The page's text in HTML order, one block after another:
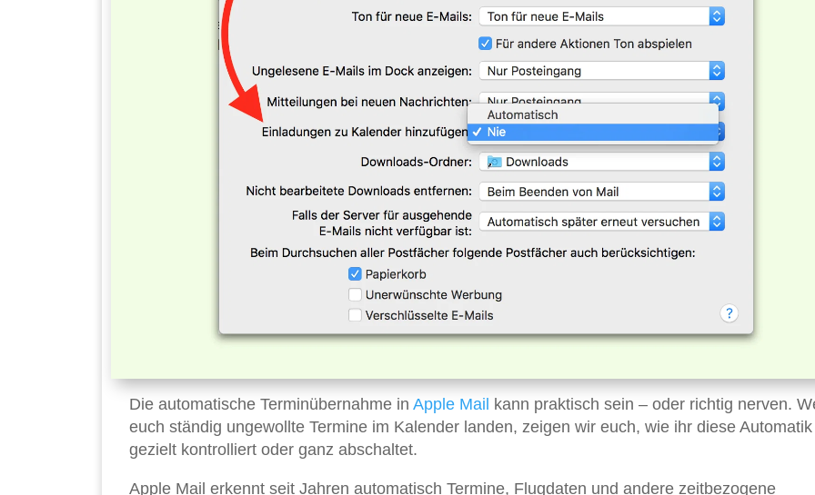
Die automatische Terminübernahme in Apple Mail kann praktisch sein – oder richtig nerven.
euch ständig ungewollte Termine im Kalender landen, zeigen wir euch, wie ihr diese Automatik
gezielt kontrolliert oder ganz abschaltet.
Apple Mail erkennt seit Jahren automatisch Termine, Flugdaten und andere zeitbezogene